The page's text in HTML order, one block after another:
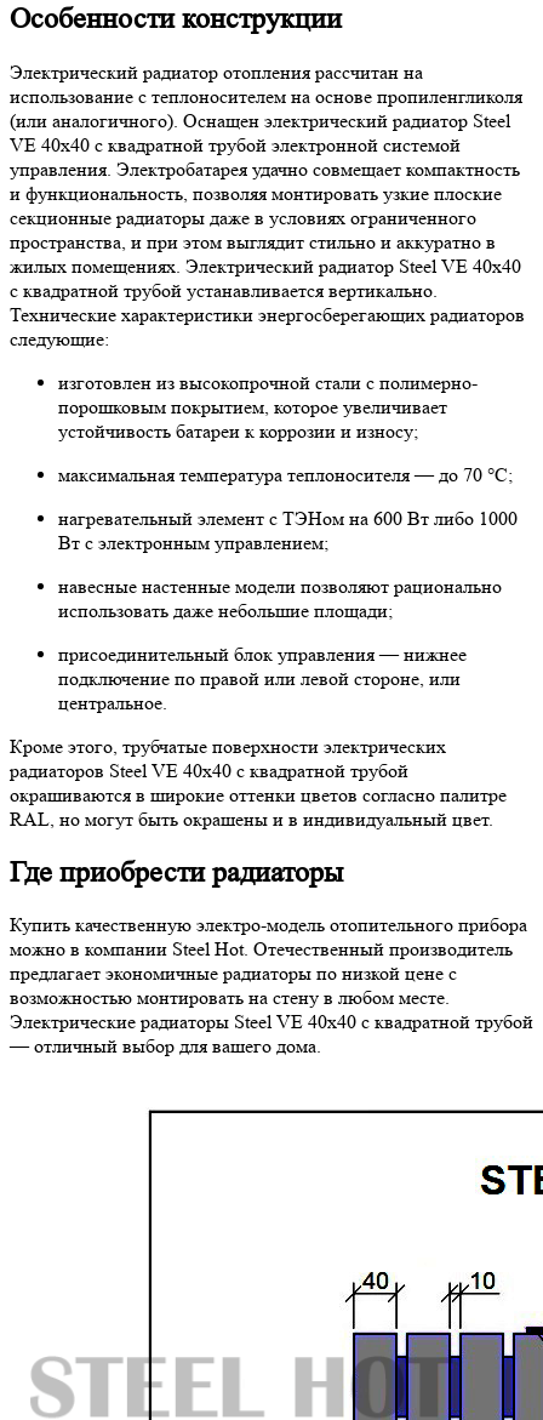
Особенности конструкции
Электрический радиатор отопления рассчитан на
использование с теплоносителем на основе пропиленгликоля
(или аналогичного). Оснащен электрический радиатор Steel
VE 40х40 с квадратной трубой электронной системой
управления. Электробатарея удачно совмещает компактность
и функциональность, позволяя монтировать узкие плоские
секционные радиаторы даже в условиях ограниченного
пространства, и при этом выглядит стильно и аккуратно в
жилых помещениях. Электрический радиатор Steel VE 40х40
с квадратной трубой устанавливается вертикально.
Технические характеристики энергосберегающих радиаторов
следующие:
изготовлен из высокопрочной стали с полимерно-
порошковым покрытием, которое увеличивает
устойчивость батареи к коррозии и износу;
максимальная температура теплоносителя — до 70 °C;
нагревательный элемент с ТЭНом на 600 Вт либо 1000
Вт с электронным управлением;
навесные настенные модели позволяют рационально
использовать даже небольшие площади;
присоединительный блок управления — нижнее
подключение по правой или левой стороне, или
центральное.
Кроме этого, трубчатые поверхности электрических
радиаторов Steel VE 40х40 с квадратной трубой
окрашиваются в широкие оттенки цветов согласно палитре
RAL, но могут быть окрашены и в индивидуальный цвет.
Где приобрести радиаторы
Купить качественную электро-модель отопительного прибора
можно в компании Steel Hot. Отечественный производитель
предлагает экономичные радиаторы по низкой цене с
возможностью монтировать на стену в любом месте.
Электрические радиаторы Steel VE 40х40 с квадратной трубой
— отличный выбор для вашего дома.